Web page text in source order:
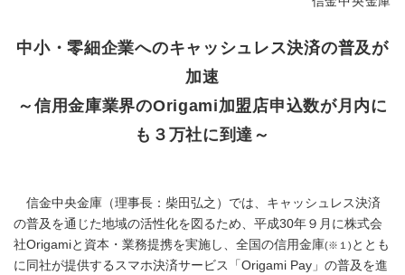
中小・零細企業へのキャッシュレス決済の普及が
加速
～信用金庫業界のOrigami加盟店申込数が月内に
も３万社に到達～
信金中央金庫（理事長：柴田弘之）では、キャッシュレス決済
の普及を通じた地域の活性化を図るため、平成30年９月に株式会
社Origamiと資本・業務提携を実施し、全国の信用金庫(※１) ととも
に同社が提供するスマホ決済サービス「Origami Pay」の普及を進